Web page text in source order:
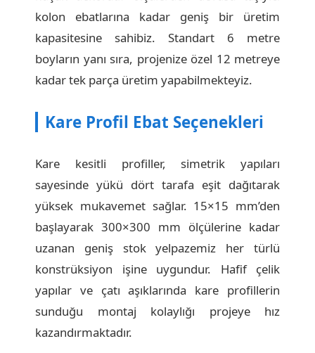
kolon ebatlarına kadar geniş bir üretim
kapasitesine sahibiz. Standart 6 metre
boyların yanı sıra, projenize özel 12 metreye
kadar tek parça üretim yapabilmekteyiz.
Kare Profil Ebat Seçenekleri
Kare kesitli profiller, simetrik yapıları
sayesinde yükü dört tarafa eşit dağıtarak
yüksek mukavemet sağlar. 15×15 mm’den
başlayarak 300×300 mm ölçülerine kadar
uzanan geniş stok yelpazemiz her türlü
konstrüksiyon işine uygundur. Hafif çelik
yapılar ve çatı aşıklarında kare profillerin
sunduğu montaj kolaylığı projeye hız
kazandırmaktadır.